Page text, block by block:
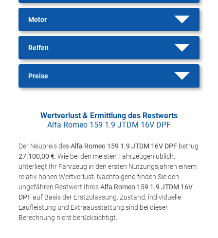
Motor
Reifen
Preise
Wertverlust & Ermittlung des Restwerts
Alfa Romeo 159 1.9 JTDM 16V DPF
Der Neupreis desAlfa Romeo 159 1.9 JTDM 16V DPF betrug
27.100,00 € . Wie bei den meisten Fahrzeugen üblich,
unterliegt Ihr Fahrzeug in den ersten Nutzungsjahren einem
relativ hohen Wertverlust. Nachfolgend finden Sie den
ungefähren Restwert IhresAlfa Romeo 159 1.9 JTDM 16V
DPFauf Basis der Erstzulassung. Zustand, individuelle
Laufleistung und Extraausstattung sind bei dieser
Berechnung nicht berücksichtigt.